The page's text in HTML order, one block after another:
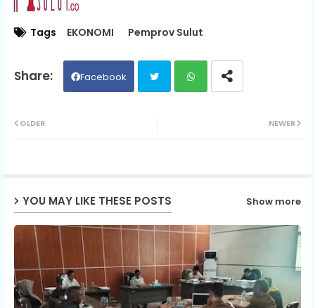
Tags EKONOMI Pemprov Sulut
Facebook
ap
NEWER
OLDER
YOU MAY LIKE THESE POSTS Show more